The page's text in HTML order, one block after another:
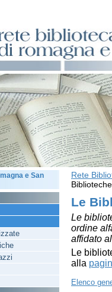
Rete
Biblioteche
Le
Le
ordine
affidato
Le
alla
Elenco
e San